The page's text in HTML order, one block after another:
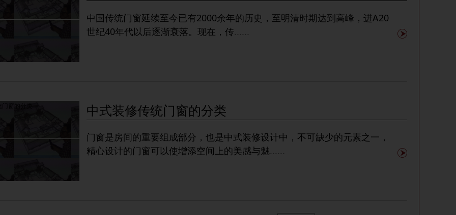
中国传统门窗延续至今已有2000余年的历史，至明清时期达到高峰，进A20
世纪40年代以后逐渐衰落。现在，传......
中式装修传统门窗的分类
门窗是房间的重要组成部分，也是中式装修设计中，不可缺少的元素之一，
精心设计的门窗可以使增添空间上的美感与魅......